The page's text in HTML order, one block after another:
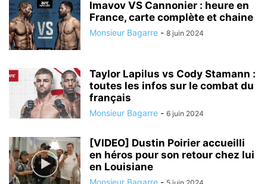
Imavov VS Cannonier : heure en
France, carte complète et chaine
Monsieur Bagarre - 8 juin 2024
Taylor Lapilus vs Cody Stamann :
toutes les infos sur le combat du
français
Monsieur Bagarre - 6 juin 2024
[VIDEO] Dustin Poirier accueilli
en héros pour son retour chez lui
en Louisiane
Monsieur Bagarre -